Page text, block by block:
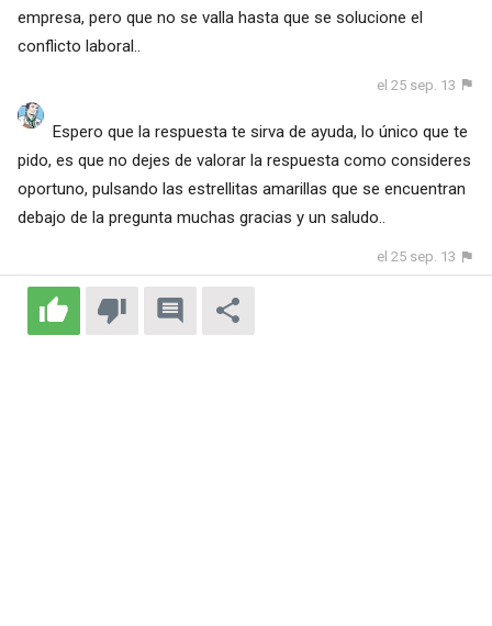
empresa, pero que no se valla hasta que se solucione el
conflicto laboral..
el 25 sep. 13
Espero que la respuesta te sirva de ayuda, lo único que te
pido, es que no dejes de valorar la respuesta como consideres
oportuno, pulsando las estrellitas amarillas que se encuentran
debajo de la pregunta muchas gracias y un saludo..
el 25 sep. 13